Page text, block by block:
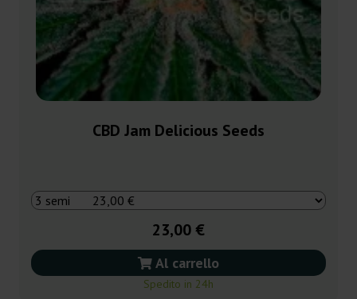
CBD Jam Delicious Seeds
23,00 €
Al carrello
Spedito in 24h